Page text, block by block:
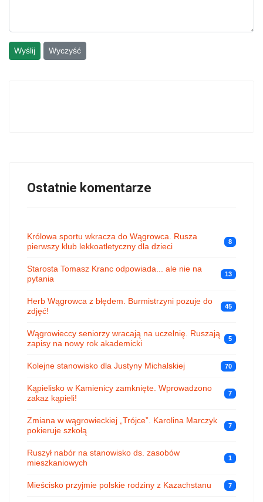
Wyślij Wyczyść
Ostatnie komentarze
Królowa sportu wkracza do Wągrowca. Rusza
pierwszy klub lekkoatletyczny dla dzieci
8
Starosta Tomasz Kranc odpowiada... ale nie na
pytania
13
Herb Wągrowca z błędem. Burmistrzyni pozuje do
zdjęć!
45
Wągrowieccy seniorzy wracają na uczelnię. Ruszają
zapisy na nowy rok akademicki
5
Kolejne stanowisko dla Justyny Michalskiej 70
Kąpielisko w Kamienicy zamknięte. Wprowadzono
zakaz kąpieli!
7
Zmiana w wągrowieckiej „Trójce”. Karolina Marczyk
pokieruje szkołą
7
Ruszył nabór na stanowisko ds. zasobów
mieszkaniowych
1
Mieścisko przyjmie polskie rodziny z Kazachstanu 7